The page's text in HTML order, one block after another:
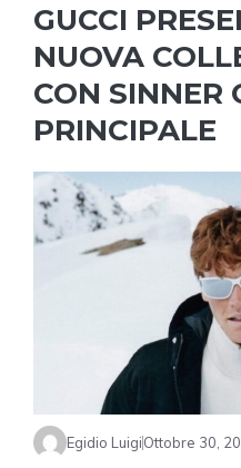
GUCCI
NUOVA
CON SINNER
PRINCIPALE
Egidio LuigiOttobre 30,